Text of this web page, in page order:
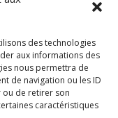
des technologies
aux informations des
nous permettra de
de navigation ou les ID
ou de retirer son
caractéristiques